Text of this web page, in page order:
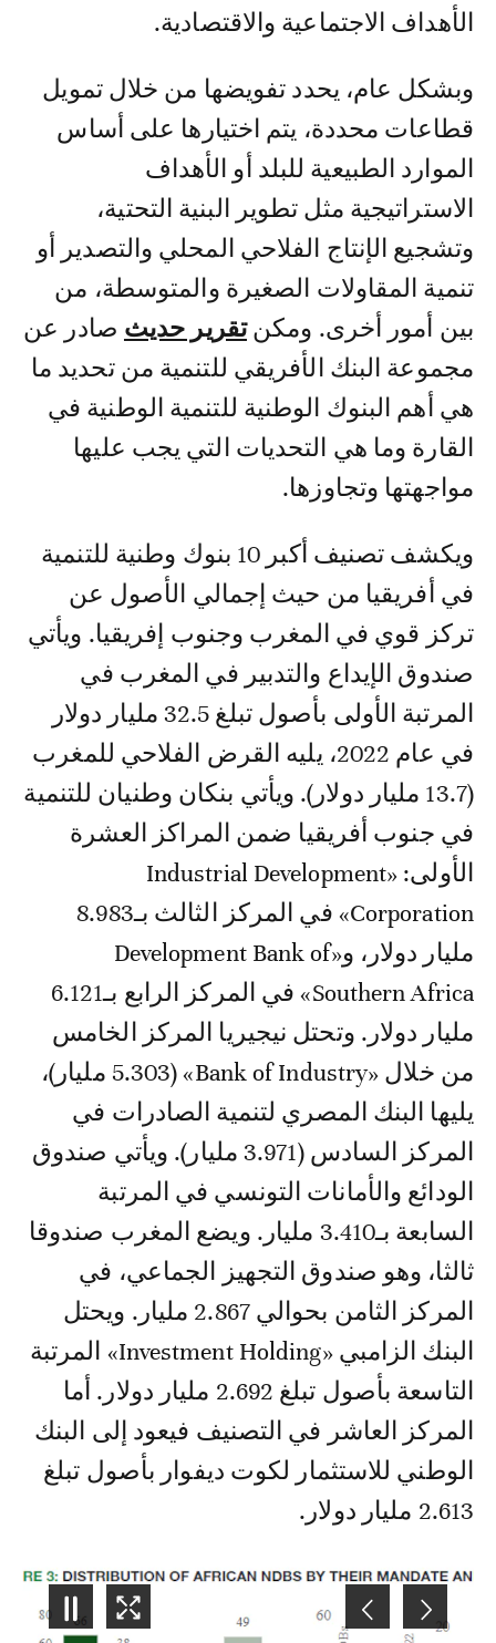
الأهداف الاجتماعية والاقتصادية.
وبشكل عام، يحدد تفويضها من خلال تمويل
قطاعات محددة، يتم اختيارها على أساس
الموارد الطبيعية للبلد أو الأهداف
الاستراتيجية مثل تطوير البنية التحتية،
وتشجيع الإنتاج الفلاحي المحلي والتصدير أو
تنمية المقاولات الصغيرة والمتوسطة، من
بين أمور أخرى. ومكنتقرير حديث صادر عن
مجموعة البنك الأفريقي للتنمية من تحديد ما
هي أهم البنوك الوطنية للتنمية الوطنية في
القارة وما هي التحديات التي يجب عليها
مواجهتها وتجاوزها.
ويكشف تصنيف أكبر 10 بنوك وطنية للتنمية
في أفريقيا من حيث إجمالي الأصول عن
تركز قوي في المغرب وجنوب إفريقيا. ويأتي
صندوق الإيداع والتدبير في المغرب في
المرتبة الأولى بأصول تبلغ 32.5 مليار دولار
في عام 2022، يليه القرض الفلاحي للمغرب
(13.7 مليار دولار). ويأتي بنكان وطنيان للتنمية
في جنوب أفريقيا ضمن المراكز العشرة
الأولى: «Industrial Development
Corporation» في المركز الثالث بـ8.983
مليار دولار، و«Development Bank of
Southern Africa» في المركز الرابع بـ6.121
مليار دولار. وتحتل نيجيريا المركز الخامس
من خلال «Bank of Industry» (5.303 مليار)،
يليها البنك المصري لتنمية الصادرات في
المركز السادس (3.971 مليار). ويأتي صندوق
الودائع والأمانات التونسي في المرتبة
السابعة بـ3.410 مليار. ويضع المغرب صندوقا
ثالثا، وهو صندوق التجهيز الجماعي، في
المركز الثامن بحوالي 2.867 مليار. ويحتل
البنك الزامبي «Investment Holding» المرتبة
التاسعة بأصول تبلغ 2.692 مليار دولار. أما
المركز العاشر في التصنيف فيعود إلى البنك
الوطني للاستثمار لكوت ديفوار بأصول تبلغ
2.613 مليار دولار.